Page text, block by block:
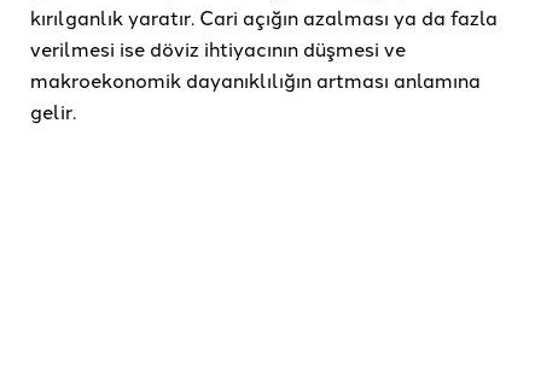
kırılganlık yaratır. Cari açığın azalması ya da fazla
verilmesi ise döviz ihtiyacının düşmesi ve
makroekonomik dayanıklılığın artması anlamına
gelir.